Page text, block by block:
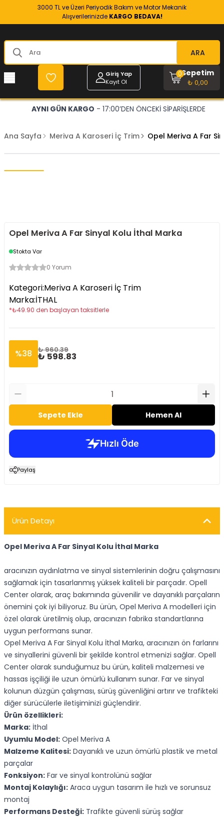
3000 TL ve Üzeri Periyodik Bakım ve Motor Mekanik
Alışverilerinizde KARGO BEDAVA!
ARA
Giriş Yap
Kayıt Ol
Sepetim
₺ 0,00
0
AYNI GÜN KARGO - 17:00’DEN ÖNCEKİ SİPARİŞLERDE
Ana Sayfa Meriva A Karoseri İç Trim Opel Meriva A Far
Opel Meriva A Far Sinyal Kolu İthal Marka
Stokta Var
0 Yorum
Kategori:Meriva A Karoseri İç Trim
Marka:İTHAL
*₺49.90 den başlayan taksitlerle
%38 ₺ 960.39
₺ 598.83
Sepete Ekle Hemen Al
Paylaş
Ürün Detayı
Opel Meriva A Far Sinyal Kolu İthal Marka
aracınızın aydınlatma ve sinyal sistemlerinin doğru çalışmasını
sağlamak için tasarlanmış yüksek kaliteli bir parçadır. Opell
Center olarak, araç bakımında güvenilir ve dayanıklı parçaların
önemini çok iyi biliyoruz. Bu ürün, Opel Meriva A modelleri için
özel olarak üretilmiş olup, aracınızın fabrika standartlarına
uygun performans sunar.
Opel Meriva A Far Sinyal Kolu İthal Marka, aracınızın ön farlarını
ve sinyallerini güvenli bir şekilde kontrol etmenizi sağlar. Opell
Center olarak sunduğumuz bu ürün, kaliteli malzemesi ve
hassas işçiliği ile uzun ömürlü kullanım sunar. Far ve sinyal
kolunun düzgün çalışması, sürüş güvenliğini artırır ve trafikteki
diğer sürücülerle iletişiminizi güçlendirir.
Ürün özellikleri:
Marka: İthal
Uyumlu Model: Opel Meriva A
Malzeme Kalitesi: Dayanıklı ve uzun ömürlü plastik ve metal
parçalar
Fonksiyon: Far ve sinyal kontrolünü sağlar
Montaj Kolaylığı: Araca uygun tasarım ile hızlı ve sorunsuz
montaj
Performans Desteği: Trafikte güvenli sürüş sağlar